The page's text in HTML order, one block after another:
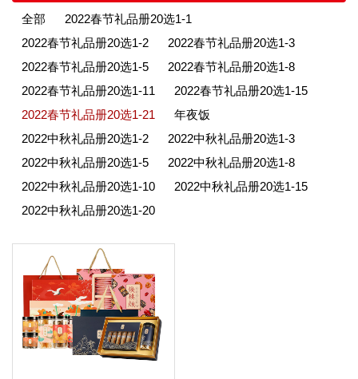
全部
2022春节礼品册20选1-1
2022春节礼品册20选1-2
2022春节礼品册20选1-3
2022春节礼品册20选1-5
2022春节礼品册20选1-8
2022春节礼品册20选1-11
2022春节礼品册20选1-15
2022春节礼品册20选1-21
年夜饭
2022中秋礼品册20选1-2
2022中秋礼品册20选1-3
2022中秋礼品册20选1-5
2022中秋礼品册20选1-8
2022中秋礼品册20选1-10
2022中秋礼品册20选1-15
2022中秋礼品册20选1-20